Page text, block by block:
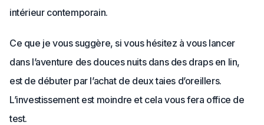
intérieur contemporain.
Ce que je vous suggère, si vous hésitez à vous lancer
dans l’aventure des douces nuits dans des draps en lin,
est de débuter par l’achat de deux taies d’oreillers.
L’investissement est moindre et cela vous fera office de
test.